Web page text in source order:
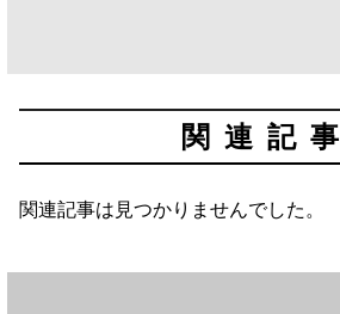
関連記事
関連記事は見つかりませんでした。